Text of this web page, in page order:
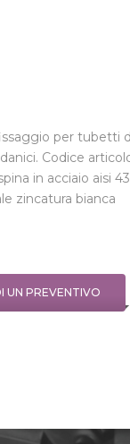
per tubetti
Codice
in acciaio aisi
zincatura bianca
UN PREVENTIVO